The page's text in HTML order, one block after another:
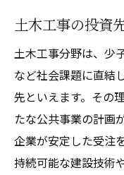
土木工事の投資
土木工事分野は、少
など社会課題に直結
先といえます。その
たな公共事業の計画
企業が安定した受注
持続可能な建設技術